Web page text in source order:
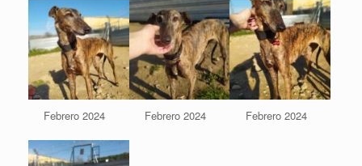
e
v
í
e
o
Febrero 2024 Febrero 2024 Febrero 2024